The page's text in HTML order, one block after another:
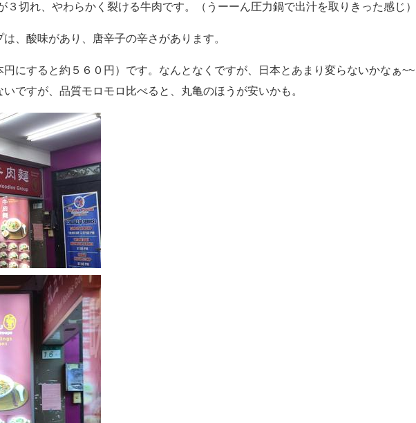
３切れ、やわらかく裂ける牛肉です。（うーーん圧力鍋で出汁を取りきった感じ）
、酸味があり、唐辛子の辛さがあります。
にすると約５６０円）です。なんとなくですが、日本とあまり変らないかなぁ~~
ですが、品質モロモロ比べると、丸亀のほうが安いかも。